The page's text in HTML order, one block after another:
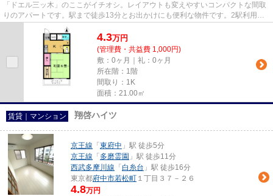
「ドエル三ッ木」のここがイチオシ。レイアウトも変えやすいコンパクトな間取
りのアパートです。駅まで徒歩13分とお出かけにも便利な物件です。2駅利用可
能な物件なので、用途や行き先...
4.3万円
(管理費・共益費 1,000円)
敷：0ヶ月｜礼：0ヶ月
所在階：1階
間取り：1K
面積：21.00㎡
賃貸｜マンション 翔啓ハイツ
京王線 「 東府中 」駅 徒歩5分
京王線 「 多磨霊園 」駅 徒歩11分
西武多摩川線 「 白糸台 」駅 徒歩16分
東京都府中市若松町 １丁目３７－２６
4.8万円